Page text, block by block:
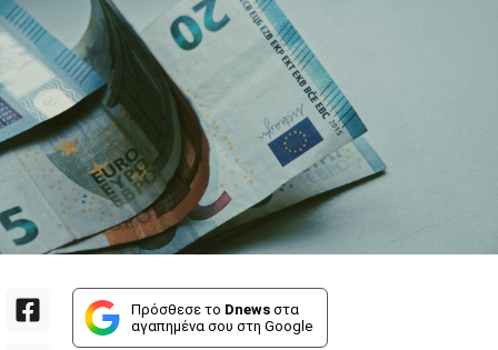
Πρόσθεσε το Dnews στα
αγαπημένα σου στη Google